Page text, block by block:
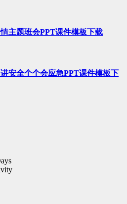
主题班会PPT课件模板下载
安全个个会应急PPT课件模板下